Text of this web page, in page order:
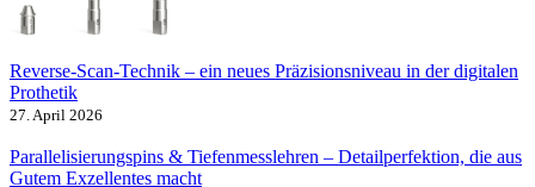
Reverse-Scan-Technik – ein neues Präzisionsniveau in der digitalen
Prothetik
27. April 2026
Parallelisierungspins & Tiefenmesslehren – Detailperfektion, die aus
Gutem Exzellentes macht